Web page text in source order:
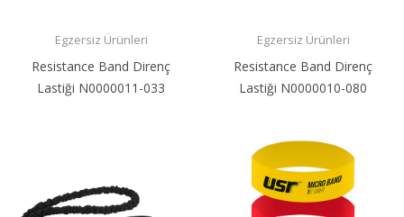
Egzersiz Ürünleri
Resistance Band Direnç
Lastiği N0000011-033
Egzersiz Ürünleri
Resistance Band Direnç
Lastiği N0000010-080